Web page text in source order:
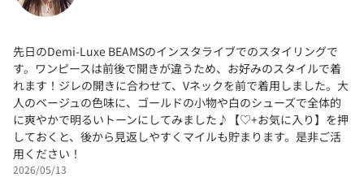
先日のDemi-Luxe BEAMSのインスタライブでのスタイリングで
す。ワンピースは前後で開きが違うため、お好みのスタイルで着
れます！ジレの開きに合わせて、Vネックを前で着用しました。大
人のベージュの色味に、ゴールドの小物や白のシューズで全体的
に爽やかで明るいトーンにしてみました♪【♡+お気に入り】を押
しておくと、後から見返しやすくマイルも貯まります。是非ご活
用ください！
2026/05/13